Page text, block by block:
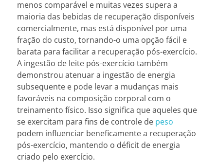
menos comparável e muitas vezes supera a
maioria das bebidas de recuperação disponíveis
comercialmente, mas está disponível por uma
fração do custo, tornando-o uma opção fácil e
barata para facilitar a recuperação pós-exercício.
A ingestão de leite pós-exercício também
demonstrou atenuar a ingestão de energia
subsequente e pode levar a mudanças mais
favoráveis na composição corporal com o
treinamento físico. Isso significa que aqueles que
se exercitam para fins de controle de peso
podem influenciar beneficamente a recuperação
pós-exercício, mantendo o déficit de energia
criado pelo exercício.